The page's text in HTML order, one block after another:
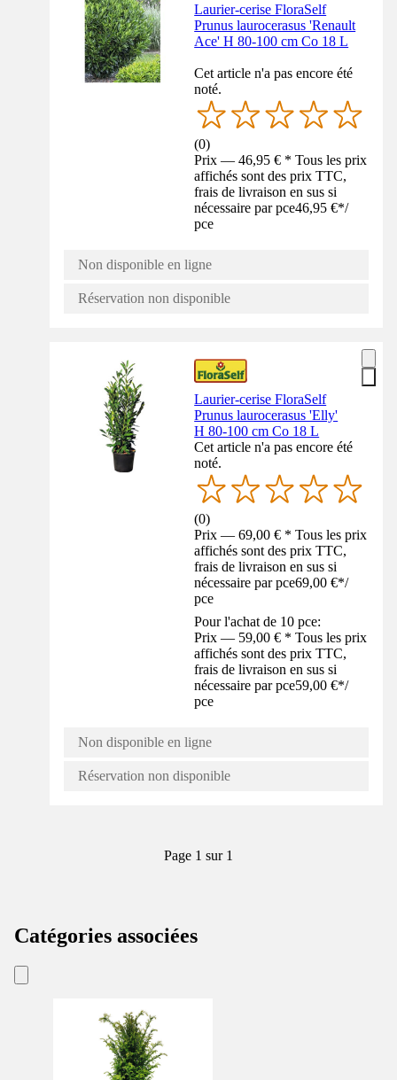
Laurier-cerise FloraSelf
Prunus laurocerasus 'Renault
Ace' H 80-100 cm Co 18 L
Cet article n'a pas encore été
noté.
(0)
Prix — 46,95 € * Tous les prix
affichés sont des prix TTC,
frais de livraison en sus si
nécessaire par pce46,95 €*/
pce
Non disponible en ligne
Réservation non disponible
Laurier-cerise FloraSelf
Prunus laurocerasus 'Elly'
H 80-100 cm Co 18 L
Cet article n'a pas encore été
noté.
(0)
Prix — 69,00 € * Tous les prix
affichés sont des prix TTC,
frais de livraison en sus si
nécessaire par pce69,00 €*/
pce
Pour l'achat de 10 pce:
Prix — 59,00 € * Tous les prix
affichés sont des prix TTC,
frais de livraison en sus si
nécessaire par pce59,00 €*/
pce
Non disponible en ligne
Réservation non disponible
Page 1 sur 1
Catégories associées